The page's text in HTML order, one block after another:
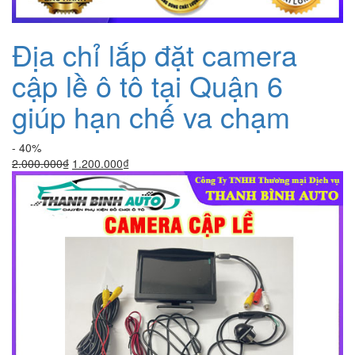
Địa chỉ lắp đặt camera
cập lề ô tô tại Quận 6
giúp hạn chế va chạm
- 40%
2.000.000₫ Giá
gốc
là:
2.000.000₫.
1.200.000₫Giá
hiện
tại
là:
1.200.000₫.